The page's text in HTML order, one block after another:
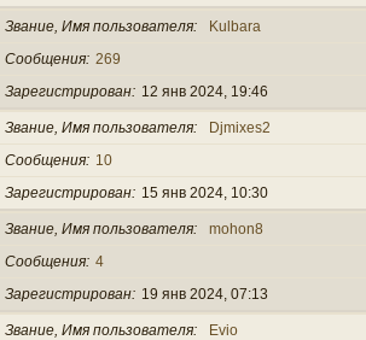
Звание, Имя пользователя
Kulbara
Сообщения 269
Зарегистрирован
12 янв 2024, 19:46
Звание, Имя пользователя
Djmixes2
Сообщения
10
Зарегистрирован
15 янв 2024, 10:30
Звание, Имя пользователя
mohon8
Сообщения 4
Зарегистрирован
19 янв 2024, 07:13
Звание, Имя пользователя
Evio